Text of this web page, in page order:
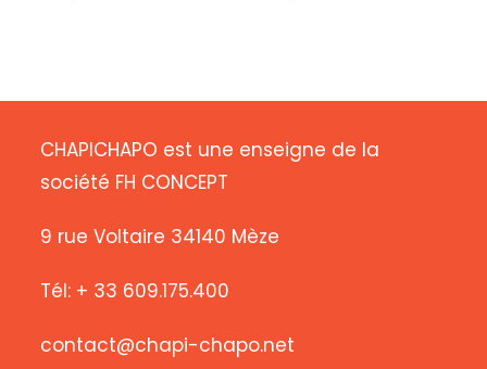
CHAPICHAPO est une enseigne de la
société FH CONCEPT
9 rue Voltaire 34140 Mèze
Tél: + 33 609.175.400
contact@chapi-chapo.net